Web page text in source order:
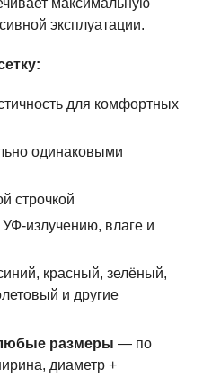
максимальную
эксплуатации.
для комфортных
одинаковыми
строчкой
УФ-излучению, влаге и
красный, зелёный,
и другие
размеры — по
диаметр +